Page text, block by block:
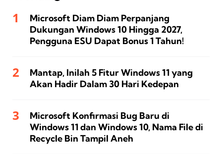
Microsoft Diam Diam Perpanjang
Dukungan Windows 10 Hingga 2027,
Pengguna ESU Dapat Bonus 1 Tahun!
Mantap, Inilah 5 Fitur Windows 11 yang
Akan Hadir Dalam 30 Hari Kedepan
Microsoft Konfirmasi Bug Baru di
Windows 11 dan Windows 10, Nama File di
Recycle Bin Tampil Aneh